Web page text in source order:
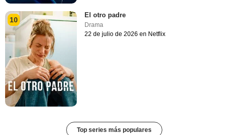
10
El otro padre
Drama
22 de julio de 2026 en Netflix
Top series más populares